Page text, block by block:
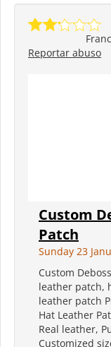
Reportar abuso
Custom
Patch
Sunday 23
Custom
leather patch,
leather patch
Hat Leather
Real leather,
Customized